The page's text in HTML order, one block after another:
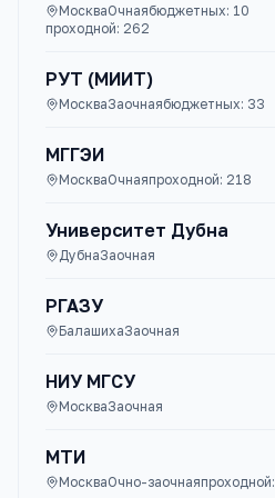
МоскваОчнаябюджетных: 10
проходной: 262
РУТ (МИИТ)
МоскваЗаочнаябюджетных: 33
МГГЭИ
МоскваОчнаяпроходной: 218
Университет Дубна
ДубнаЗаочная
РГАЗУ
БалашихаЗаочная
НИУ МГСУ
МоскваЗаочная
МТИ
МоскваОчно-заочнаяпроходной: